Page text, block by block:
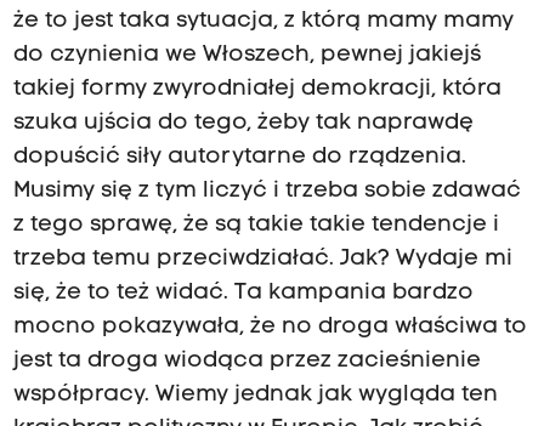
że to jest taka sytuacja, z którą mamy mamy
do czynienia we Włoszech, pewnej jakiejś
takiej formy zwyrodniałej demokracji, która
szuka ujścia do tego, żeby tak naprawdę
dopuścić siły autorytarne do rządzenia.
Musimy się z tym liczyć i trzeba sobie zdawać
z tego sprawę, że są takie takie tendencje i
trzeba temu przeciwdziałać. Jak? Wydaje mi
się, że to też widać. Ta kampania bardzo
mocno pokazywała, że no droga właściwa to
jest ta droga wiodąca przez zacieśnienie
współpracy. Wiemy jednak jak wygląda ten